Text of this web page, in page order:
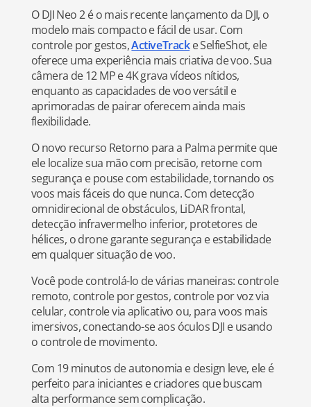
O DJI Neo 2 é o mais recente lançamento da DJI, o
modelo mais compacto e fácil de usar. Com
controle por gestos,ActiveTracke SelfieShot, ele
oferece uma experiência mais criativa de voo. Sua
câmera de 12 MP e 4K grava vídeos nítidos,
enquanto as capacidades de voo versátil e
aprimoradas de pairar oferecem ainda mais
flexibilidade.
O novo recurso Retorno para a Palma permite que
ele localize sua mão com precisão, retorne com
segurança e pouse com estabilidade, tornando os
voos mais fáceis do que nunca. Com detecção
omnidirecional de obstáculos, LiDAR frontal,
detecção infravermelho inferior, protetores de
hélices, o drone garante segurança e estabilidade
em qualquer situação de voo.
Você pode controlá-lo de várias maneiras: controle
remoto, controle por gestos, controle por voz via
celular, controle via aplicativo ou, para voos mais
imersivos, conectando-se aos óculos DJI e usando
o controle de movimento.
Com 19 minutos de autonomia e design leve, ele é
perfeito para iniciantes e criadores que buscam
alta performance sem complicação.